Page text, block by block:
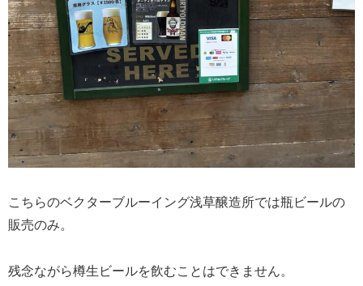
こちらのベクターブルーイング浅草醸造所では瓶ビールの
販売のみ。
残念ながら樽生ビールを飲むことはできません。